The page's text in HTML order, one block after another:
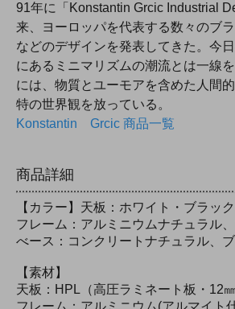
91年に「Konstantin Grcic Industrial
来、ヨーロッパを代表する数々のブ
などのデザインを発表してきた。今
にあるミニマリズムの潮流とは一線
には、物質とユーモアを含めた人間
特の世界観を放っている。
Konstantin Grcic 商品一覧
商品詳細
【カラー】天板：ホワイト・ブラック
フレーム：アルミニウムナチュラル
べース：コンクリートナチュラル、
【素材】
天板：HPL（高圧ラミネート板・12㎜